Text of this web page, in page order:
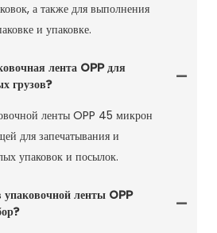
а также для выполнения
и упаковке.
лента OPP для
грузов?
ленты OPP 45 микрон
для запечатывания и
упаковок и посылок.
упаковочной ленты OPP